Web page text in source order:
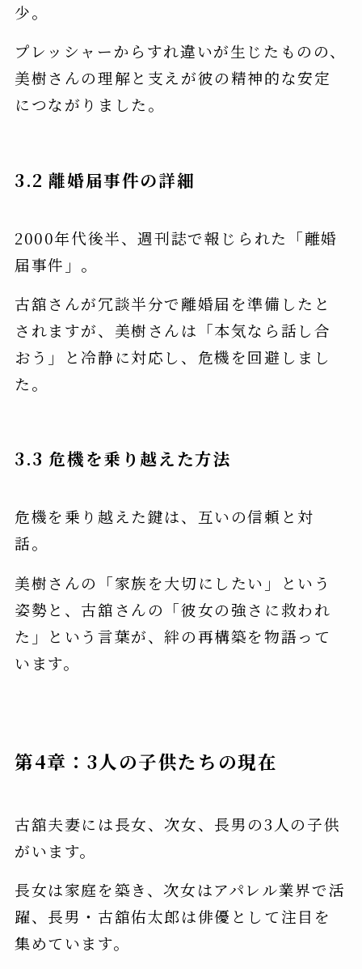
少。
プレッシャーからすれ違いが生じたものの、
美樹さんの理解と支えが彼の精神的な安定
につながりました。
3.2 離婚届事件の詳細
2000年代後半、週刊誌で報じられた「離婚
届事件」。
古舘さんが冗談半分で離婚届を準備したと
されますが、美樹さんは「本気なら話し合
おう」と冷静に対応し、危機を回避しまし
た。
3.3 危機を乗り越えた方法
危機を乗り越えた鍵は、互いの信頼と対
話。
美樹さんの「家族を大切にしたい」という
姿勢と、古舘さんの「彼女の強さに救われ
た」という言葉が、絆の再構築を物語って
います。
第4章：3人の子供たちの現在
古舘夫妻には長女、次女、長男の3人の子供
がいます。
長女は家庭を築き、次女はアパレル業界で活
躍、長男・古舘佑太郎は俳優として注目を
集めています。